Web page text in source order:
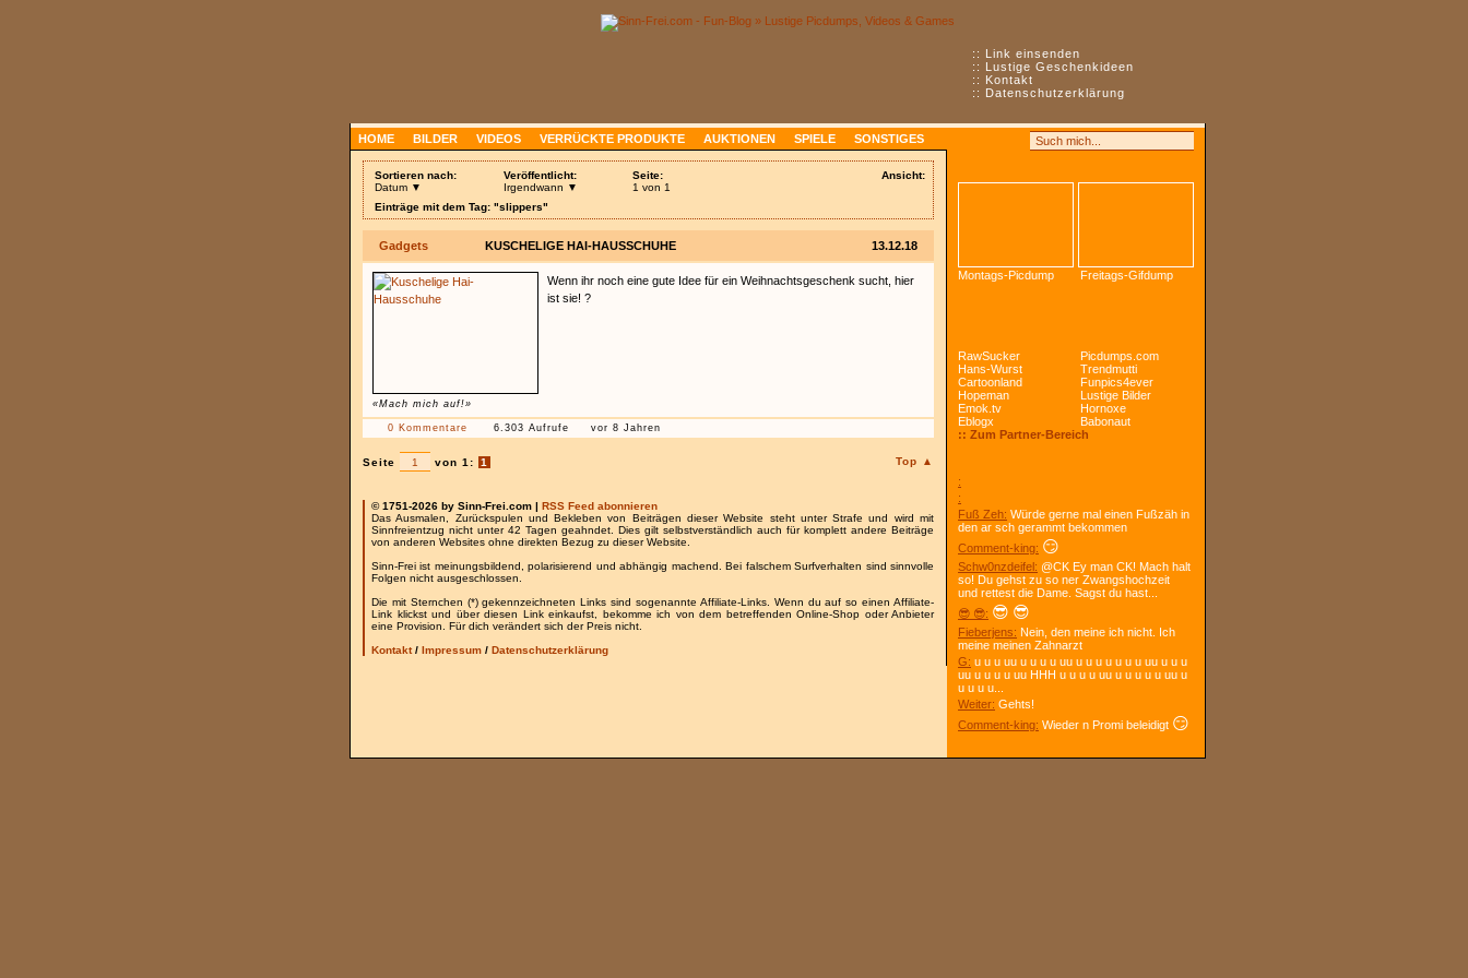
:: Link einsenden
:: Lustige Geschenkideen
:: Kontakt
:: Datenschutzerklärung
HOME BILDER VIDEOS VERRÜCKTE PRODUKTE AUKTIONEN SPIELE SONSTIGES
Ansicht:
Sortieren nach:
Datum ▼
Veröffentlicht:
Irgendwann ▼
Seite:
1 von 1
Einträge mit dem Tag: "slippers"
Gadgets 13.12.18
KUSCHELIGE HAI-HAUSSCHUHE
«Mach mich auf!»
Wenn ihr noch eine gute Idee für ein Weihnachtsgeschenk sucht, hier
ist sie! ?
0 Kommentare 6.303 Aufrufe vor 8 Jahren
Top ▲
Seite von 1: 1
© 1751-2026 by Sinn-Frei.com | RSS Feed abonnieren
Das Ausmalen, Zurückspulen und Bekleben von Beiträgen dieser Website steht unter Strafe und wird mit
Sinnfreientzug nicht unter 42 Tagen geahndet. Dies gilt selbstverständlich auch für komplett andere Beiträge
von anderen Websites ohne direkten Bezug zu dieser Website.
Sinn-Frei ist meinungsbildend, polarisierend und abhängig machend. Bei falschem Surfverhalten sind sinnvolle
Folgen nicht ausgeschlossen.
Die mit Sternchen (*) gekennzeichneten Links sind sogenannte Affiliate-Links. Wenn du auf so einen Affiliate-
Link klickst und über diesen Link einkaufst, bekomme ich von dem betreffenden Online-Shop oder Anbieter
eine Provision. Für dich verändert sich der Preis nicht.
Kontakt/ Impressum / Datenschutzerklärung
Montags-Picdump Freitags-Gifdump
RawSucker
Picdumps.com
Hans-Wurst
Trendmutti
Cartoonland
Funpics4ever
Hopeman
Lustige Bilder
Emok.tv
Hornoxe
Eblogx
Babonaut
:: Zum Partner-Bereich
:
:
Fuß Zeh: Würde gerne mal einen Fußzäh in
den ar sch gerammt bekommen
Comment-king: 😏
Schw0nzdeifel: @CK Ey man CK! Mach halt
so! Du gehst zu so ner Zwangshochzeit
und rettest die Dame. Sagst du hast...
😎 😎: 😎 😎
Fieberjens: Nein, den meine ich nicht. Ich
meine meinen Zahnarzt
G: u u u uu u u u u uu u u u u u u u uu u u u
uu u u u u uu HHH u u u u uu u u u u u uu u
u u u u...
Weiter: Gehts!
Comment-king: Wieder n Promi beleidigt 😏